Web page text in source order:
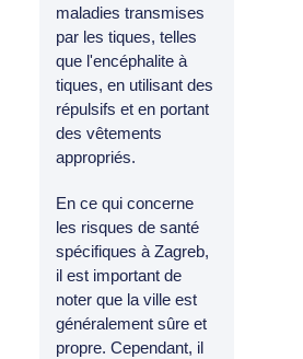
maladies transmises
par les tiques, telles
que l'encéphalite à
tiques, en utilisant des
répulsifs et en portant
des vêtements
appropriés.
En ce qui concerne
les risques de santé
spécifiques à Zagreb,
il est important de
noter que la ville est
généralement sûre et
propre. Cependant, il